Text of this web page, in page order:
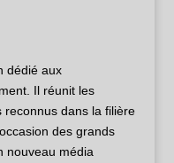
dédié aux
Il réunit les
reconnus dans la filière
des grands
nouveau média